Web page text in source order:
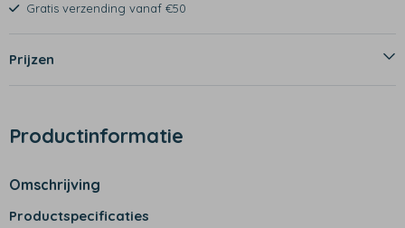
Gratis verzending vanaf €50
Prijzen
Productinformatie
Omschrijving
Productspecificaties